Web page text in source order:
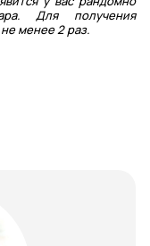
Для получения
менее 2 раз.